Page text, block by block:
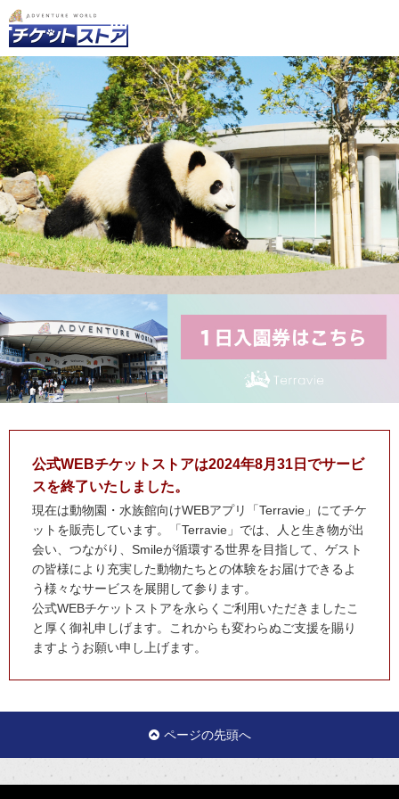
公式WEBチケットストアは2024年8月31日でサービ
スを終了いたしました。
現在は動物園・水族館向けWEBアプリ「Terravie」にてチケ
ットを販売しています。「Terravie」では、人と生き物が出
会い、つながり、Smileが循環する世界を目指して、ゲスト
の皆様により充実した動物たちとの体験をお届けできるよ
う様々なサービスを展開して参ります。
公式WEBチケットストアを永らくご利用いただきましたこ
と厚く御礼申しげます。これからも変わらぬご支援を賜り
ますようお願い申し上げます。
ページの先頭へ